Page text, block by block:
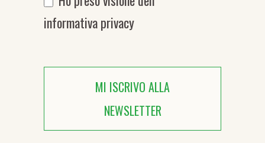
informativa privacy
MI ISCRIVO ALLA
NEWSLETTER